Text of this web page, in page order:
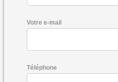
Votre e-mail
Téléphone